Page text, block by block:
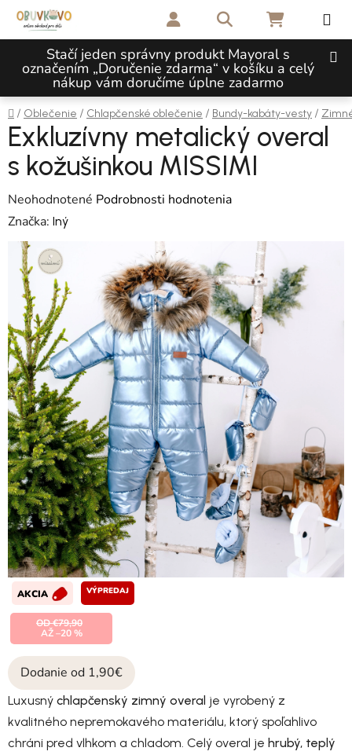
Prejsť na obsah
Stačí jeden správny produkt Mayoral s
označením „Doručenie zdarma“ v košíku a celý
nákup vám doručíme úplne zadarmo
Hľadať NÁKUPNÝ
Domov
/ Oblečenie / Chlapčenské oblečenie / Bundy-kabáty-vesty /
Dodanie od 1,90€
Luxusný chlapčenský zimný overal je vyrobený z
kvalitného nepremokavého materiálu, ktorý spoľahlivo
chráni pred vlhkom a chladom. Celý overal je hrubý, teplý
Exkluzívny metalický overal
s kožušinkou MISSIMI
Priemerné hodnotenie produktu je 0,0 z 5 hviezdičiek.
Neohodnotené Podrobnosti hodnotenia
Značka: Iný
AKCIA VÝPREDAJ
OD €79,90
AŽ –20 %